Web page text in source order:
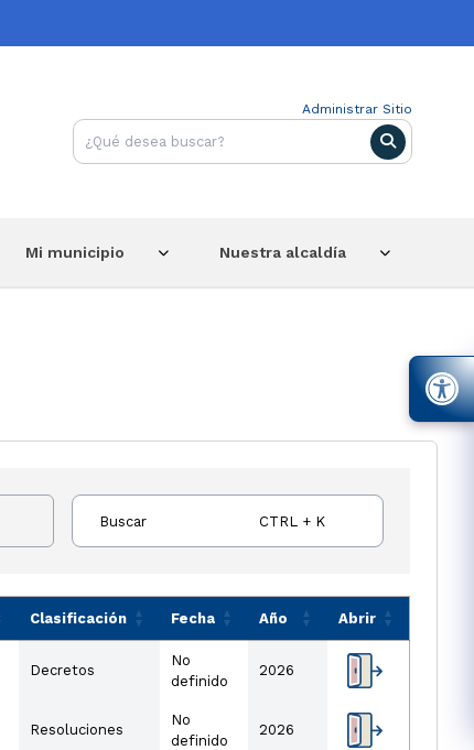
Administrar Sitio
Mi municipio Nuestra alcaldía
Buscar CTRL + K
Clasificación Fecha Año Abrir
Decretos
No
definido
2026
Resoluciones
No
definido
2026